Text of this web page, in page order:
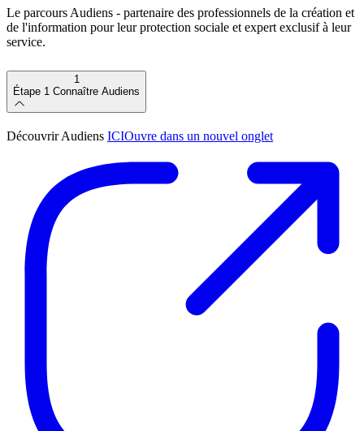
Le parcours Audiens - partenaire des professionnels de la création et
de l'information pour leur protection sociale et expert exclusif à leur
service.
1
Étape 1 Connaître Audiens
Découvrir Audiens ICIOuvre dans un nouvel onglet